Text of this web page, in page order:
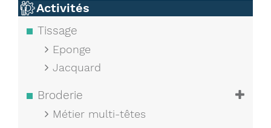
Activités
Tissage
Eponge
Jacquard
Broderie
Métier multi-têtes